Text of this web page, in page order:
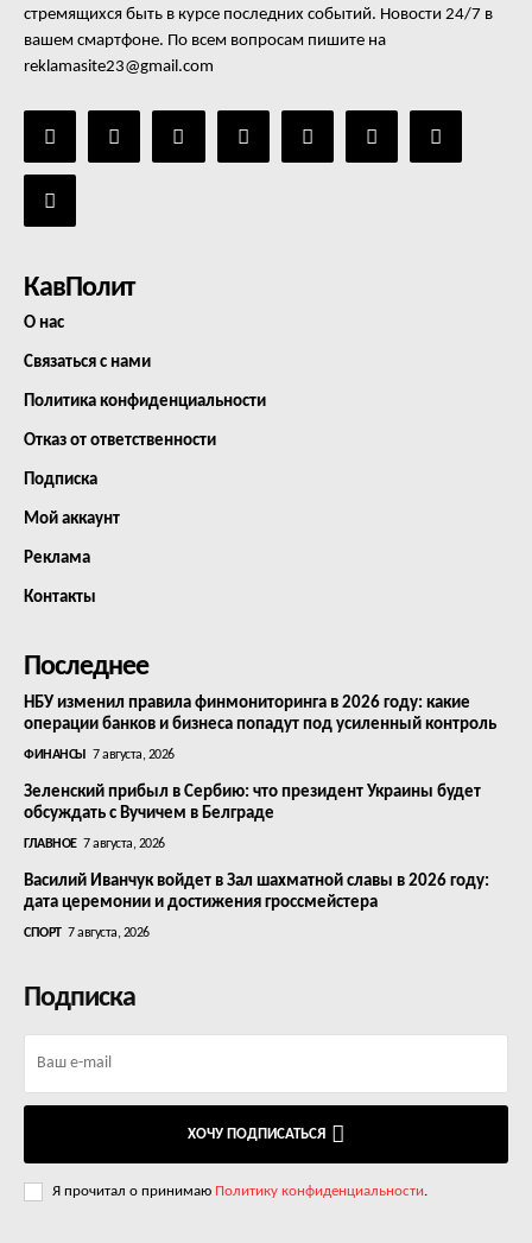
стремящихся быть в курсе последних событий. Новости 24/7 в
вашем смартфоне. По всем вопросам пишите на
reklamasite23@gmail.com
КавПолит
О нас
Связаться с нами
Политика конфиденциальности
Отказ от ответственности
Подписка
Мой аккаунт
Реклама
Контакты
Последнее
НБУ изменил правила финмониторинга в 2026 году: какие
операции банков и бизнеса попадут под усиленный контроль
ФИНАНСЫ 7 августа, 2026
Зеленский прибыл в Сербию: что президент Украины будет
обсуждать с Вучичем в Белграде
ГЛАВНОЕ 7 августа, 2026
Василий Иванчук войдет в Зал шахматной славы в 2026 году:
дата церемонии и достижения гроссмейстера
СПОРТ 7 августа, 2026
Подписка
ХОЧУ ПОДПИСАТЬСЯ
Я прочитал о принимаю Политику конфиденциальности.